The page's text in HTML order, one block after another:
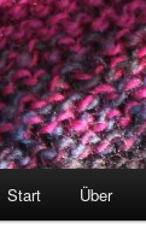
Start Über